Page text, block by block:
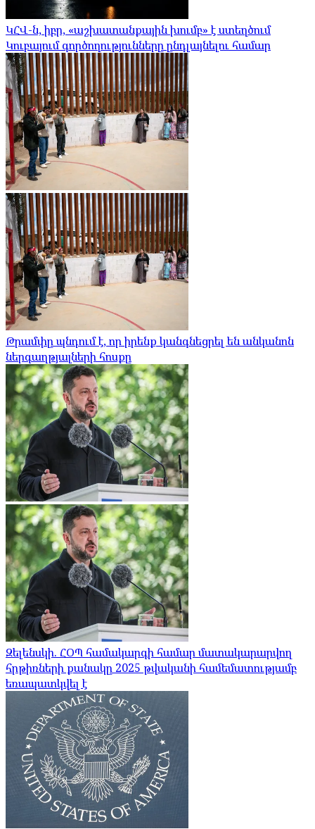
ԿՀՎ-ն, իբր, «աշխատանքային խումբ» է ստեղծում
Կուբայում գործողությունները ընդլայնելու համար
Թրամփը պնդում է, որ իրենք կանգնեցրել են անկանոն
ներգաղթյալների հոսքը
Զելենսկի. ՀՕՊ համակարգի համար մատակարարվող
հրթիռների քանակը 2025 թվականի համեմատությամբ
եռապատկվել է